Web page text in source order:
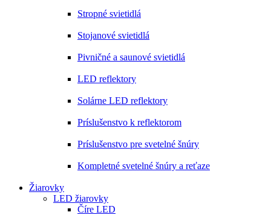
Stropné svietidlá
Stojanové svietidlá
Pivničné a saunové svietidlá
LED reflektory
Solárne LED reflektory
Príslušenstvo k reflektorom
Príslušenstvo pre svetelné šnúry
Kompletné svetelné šnúry a reťaze
Žiarovky
LED žiarovky
Číre LED